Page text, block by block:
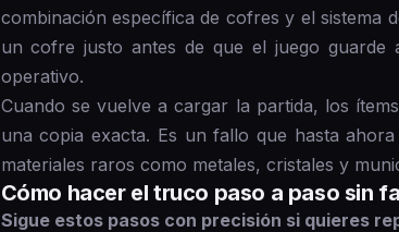
combinación específica de cofres y el sistema
un cofre justo antes de que el juego guarde
operativo.
Cuando se vuelve a cargar la partida, los
una copia exacta. Es un fallo que hasta
materiales raros como metales, cristales y
Cómo hacer el truco paso a paso sin
Sigue estos pasos con precisión si quieres